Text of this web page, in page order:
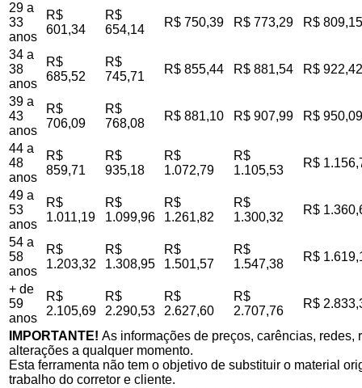
29 a
33
anos
R$
601,34
R$
654,14
R$ 750,39 R$ 773,29 R$ 809,15
34 a
38
anos
R$
685,52
R$
745,71
R$ 855,44 R$ 881,54 R$ 922,42
39 a
43
anos
R$
706,09
R$
768,08
R$ 881,10 R$ 907,99 R$ 950,09
44 a
48
anos
R$
859,71
R$
935,18
R$
1.072,79
R$
1.105,53
R$
49 a
53
anos
R$
1.011,19
R$
1.099,96
R$
1.261,82
R$
1.300,32
R$
54 a
58
anos
R$
1.203,32
R$
1.308,95
R$
1.501,57
R$
1.547,38
R$
+ de
59
anos
R$
2.105,69
R$
2.290,53
R$
2.627,60
R$
2.707,76
R$
IMPORTANTE! As informações de preços, carências,
alterações a qualquer momento.
Esta ferramenta não tem o objetivo de substituir o material
trabalho do corretor e cliente.